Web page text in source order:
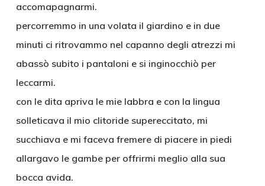
accomapagnarmi.
percorremmo in una volata il giardino e in due
minuti ci ritrovammo nel capanno degli atrezzi mi
abassò subito i pantaloni e si inginocchiò per
leccarmi.
con le dita apriva le mie labbra e con la lingua
solleticava il mio clitoride supereccitato, mi
succhiava e mi faceva fremere di piacere in piedi
allargavo le gambe per offrirmi meglio alla sua
bocca avida.